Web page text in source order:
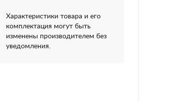
Характеристики товара и его
комплектация могут быть
изменены производителем без
уведомления.